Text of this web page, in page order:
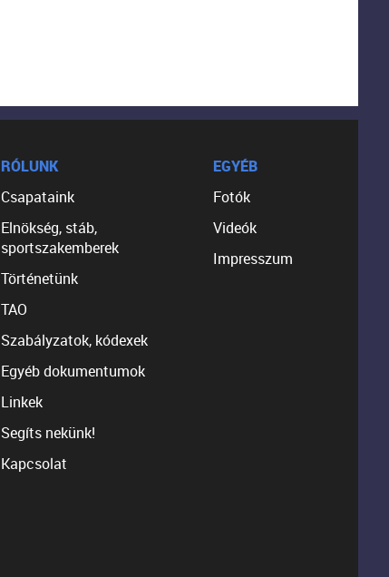
RÓLUNK
Csapataink
Elnökség, stáb,
sportszakemberek
Történetünk
TAO
Szabályzatok, kódexek
Egyéb dokumentumok
Linkek
Segíts nekünk!
Kapcsolat
EGYÉB
Fotók
Videók
Impresszum